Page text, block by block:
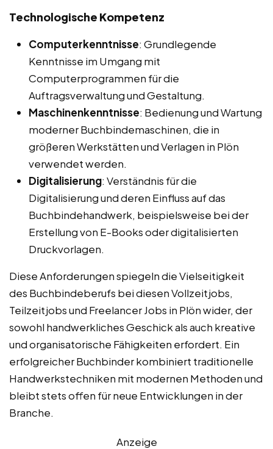
Technologische Kompetenz
Computerkenntnisse: Grundlegende
Kenntnisse im Umgang mit
Computerprogrammen für die
Auftragsverwaltung und Gestaltung.
Maschinenkenntnisse: Bedienung und Wartung
moderner Buchbindemaschinen, die in
größeren Werkstätten und Verlagen in Plön
verwendet werden.
Digitalisierung: Verständnis für die
Digitalisierung und deren Einfluss auf das
Buchbindehandwerk, beispielsweise bei der
Erstellung von E-Books oder digitalisierten
Druckvorlagen.
Diese Anforderungen spiegeln die Vielseitigkeit
des Buchbindeberufs bei diesen Vollzeitjobs,
Teilzeitjobs und Freelancer Jobs in Plön wider, der
sowohl handwerkliches Geschick als auch kreative
und organisatorische Fähigkeiten erfordert. Ein
erfolgreicher Buchbinder kombiniert traditionelle
Handwerkstechniken mit modernen Methoden und
bleibt stets offen für neue Entwicklungen in der
Branche.
Anzeige